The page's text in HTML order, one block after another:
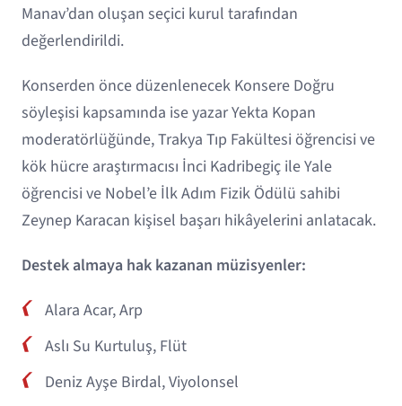
Manav’dan oluşan seçici kurul tarafından
değerlendirildi.
Konserden önce düzenlenecek Konsere Doğru
söyleşisi kapsamında ise yazar Yekta Kopan
moderatörlüğünde, Trakya Tıp Fakültesi öğrencisi ve
kök hücre araştırmacısı İnci Kadribegiç ile Yale
öğrencisi ve Nobel’e İlk Adım Fizik Ödülü sahibi
Zeynep Karacan kişisel başarı hikâyelerini anlatacak.
Destek almaya hak kazanan müzisyenler:
Alara Acar, Arp
Aslı Su Kurtuluş, Flüt
Deniz Ayşe Birdal, Viyolonsel